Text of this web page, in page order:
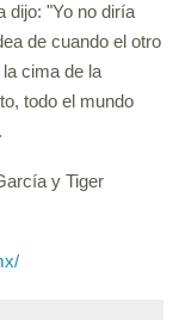
dijo: "Yo no diría
de cuando el otro
cima de la
todo el mundo
y Tiger